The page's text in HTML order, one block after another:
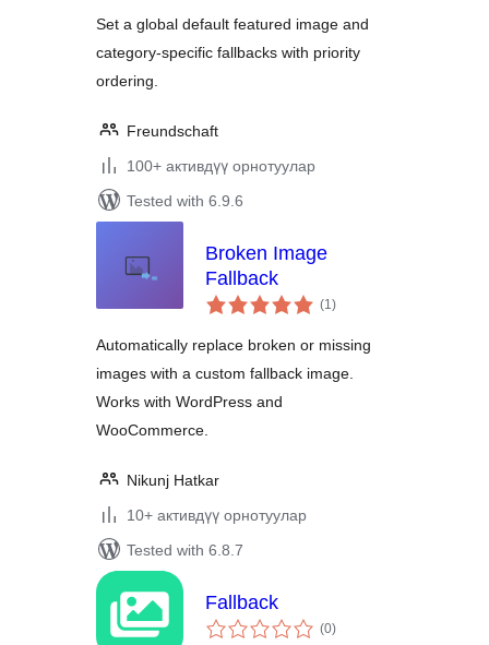
Set a global default featured image and
category-specific fallbacks with priority
ordering.
Freundschaft
100+ активдүү орнотуулар
Tested with 6.9.6
Broken Image
Fallback
(1total
ratings
)
Automatically replace broken or missing
images with a custom fallback image.
Works with WordPress and
WooCommerce.
Nikunj Hatkar
10+ активдүү орнотуулар
Tested with 6.8.7
Fallback
(0total
ratings
)